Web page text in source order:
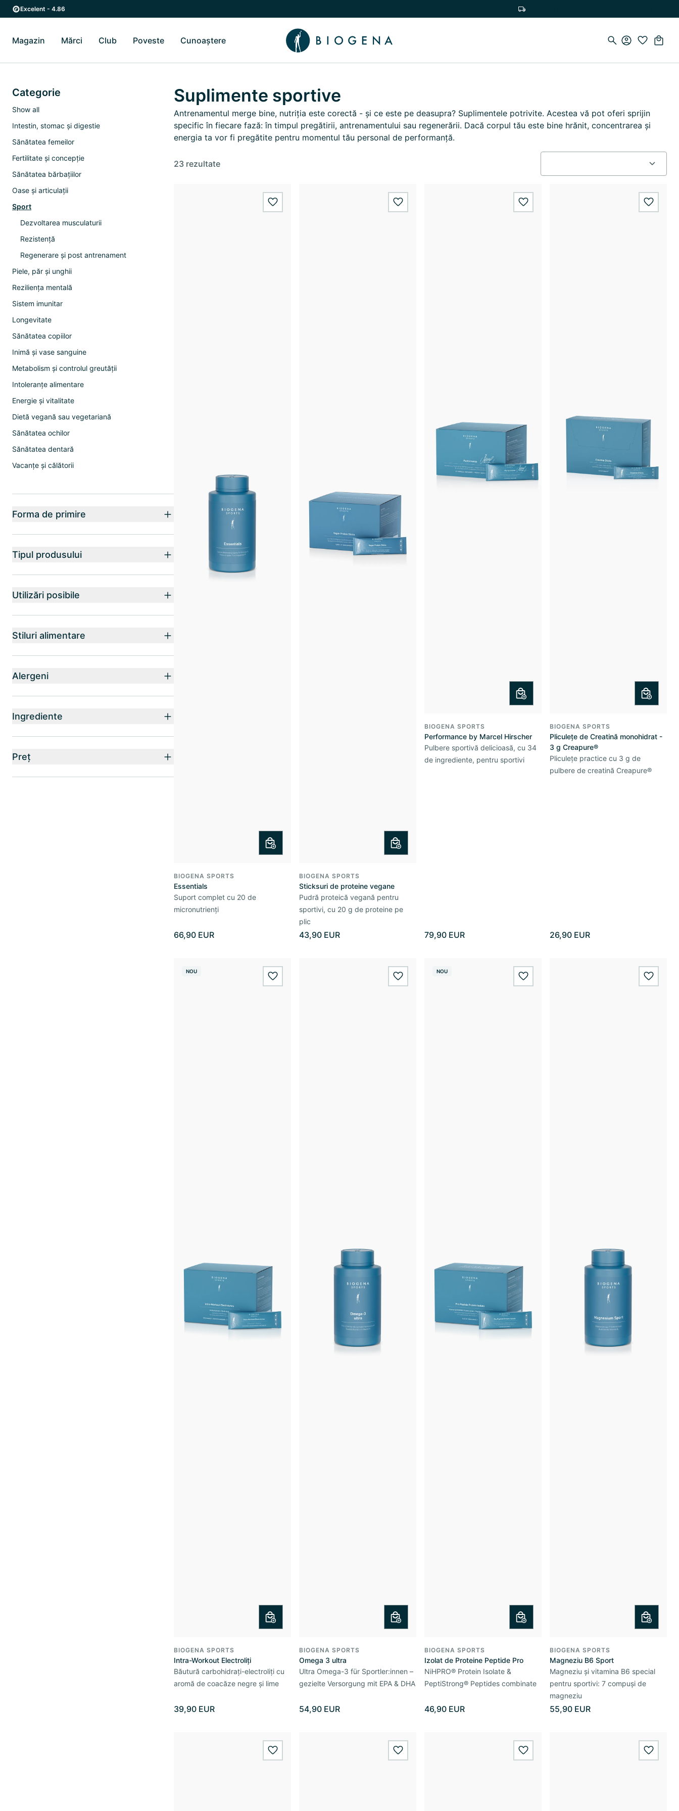
Skip to main content
Skip to main navigation
Excelent - 4.86
Magazin Comutare submeniu Magazin
Mărci Comutare submeniu Mărci
Club Poveste Comutare submeniu Poveste
Cunoaștere Comutare submeniu Cunoaștere
Suplimente sportive
Antrenamentul merge bine, nutriția este corectă - și ce este pe deasupra? Suplimentele potrivite. Acestea vă pot oferi sprijin
specific în fiecare fază: în timpul pregătirii, antrenamentului sau regenerării. Dacă corpul tău este bine hrănit, concentrarea și
energia ta vor fi pregătite pentru momentul tău personal de performanță.
23 rezultate
wishlist.add
BIOGENA SPORTS
Essentials
Suport complet cu 20 de
micronutrienți
66,90 EUR
wishlist.add
BIOGENA SPORTS
Sticksuri de proteine vegane
Pudră proteică vegană pentru
sportivi, cu 20 g de proteine pe
plic
43,90 EUR
wishlist.add
BIOGENA SPORTS
Performance by Marcel Hirscher
Pulbere sportivă delicioasă, cu 34
de ingrediente, pentru sportivi
79,90 EUR
BIOGENA SPORTS
Pliculețe de Creatină monohidrat -
3 g Creapure®
Pliculețe practice cu 3 g de
pulbere de creatină Creapure®
26,90 EUR
NOU
wishlist.add
BIOGENA SPORTS
Intra-Workout Electroliți
Băutură carbohidrați-electroliți cu
aromă de coacăze negre și lime
39,90 EUR
wishlist.add
BIOGENA SPORTS
Omega 3 ultra
Ultra Omega-3 für Sportler:innen –
gezielte Versorgung mit EPA & DHA
54,90 EUR
NOU
wishlist.add
BIOGENA SPORTS
Izolat de Proteine Peptide Pro
NiHPRO® Protein Isolate &
PeptiStrong® Peptides combinate
46,90 EUR
BIOGENA SPORTS
Magneziu B6 Sport
Magneziu și vitamina B6 special
pentru sportivi: 7 compuși de
magneziu
55,90 EUR
wishlist.add wishlist.add wishlist.add
Categorie
Show all
Intestin, stomac și digestie
Sănătatea femeilor
Fertilitate și concepție
Sănătatea bărbațiilor
Oase și articulații
Sport
Dezvoltarea musculaturii
Rezistență
Regenerare și post antrenament
Piele, păr și unghii
Reziliența mentală
Sistem imunitar
Longevitate
Sănătatea copiilor
Inimă și vase sanguine
Metabolism și controlul greutății
Intoleranțe alimentare
Energie și vitalitate
Dietă vegană sau vegetariană
Sănătatea ochilor
Sănătatea dentară
Vacanțe și călătorii
Forma de primire
Tipul produsului
Utilizări posibile
Stiluri alimentare
Alergeni
Ingrediente
Preț